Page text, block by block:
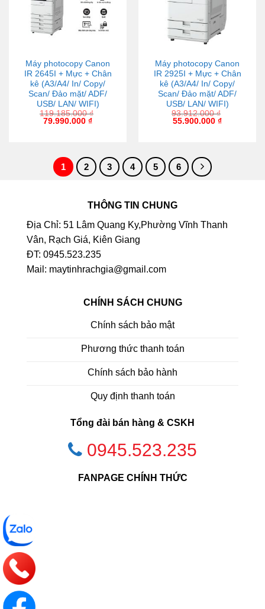
Máy photocopy Canon
IR 2645I + Mực + Chân
kê (A3/A4/ In/ Copy/
Scan/ Đảo mặt/ ADF/
USB/ LAN/ WIFI)
119.185.000₫
79.990.000 ₫
Máy photocopy Canon
IR 2925I + Mực + Chân
kê (A3/A4/ In/ Copy/
Scan/ Đảo mặt/ ADF/
USB/ LAN/ WIFI)
93.912.000₫
55.900.000 ₫
1 2 3 4 5 6
THÔNG TIN CHUNG
Địa Chỉ: 51 Lâm Quang Ky,Phường Vĩnh Thanh
Vân, Rạch Giá, Kiên Giang
ĐT: 0945.523.235
Mail: maytinhrachgia@gmail.com
CHÍNH SÁCH CHUNG
Chính sách bảo mật
Phương thức thanh toán
Chính sách bảo hành
Quy định thanh toán
Tổng đài bán hàng & CSKH
0945.523.235
FANPAGE CHÍNH THỨC